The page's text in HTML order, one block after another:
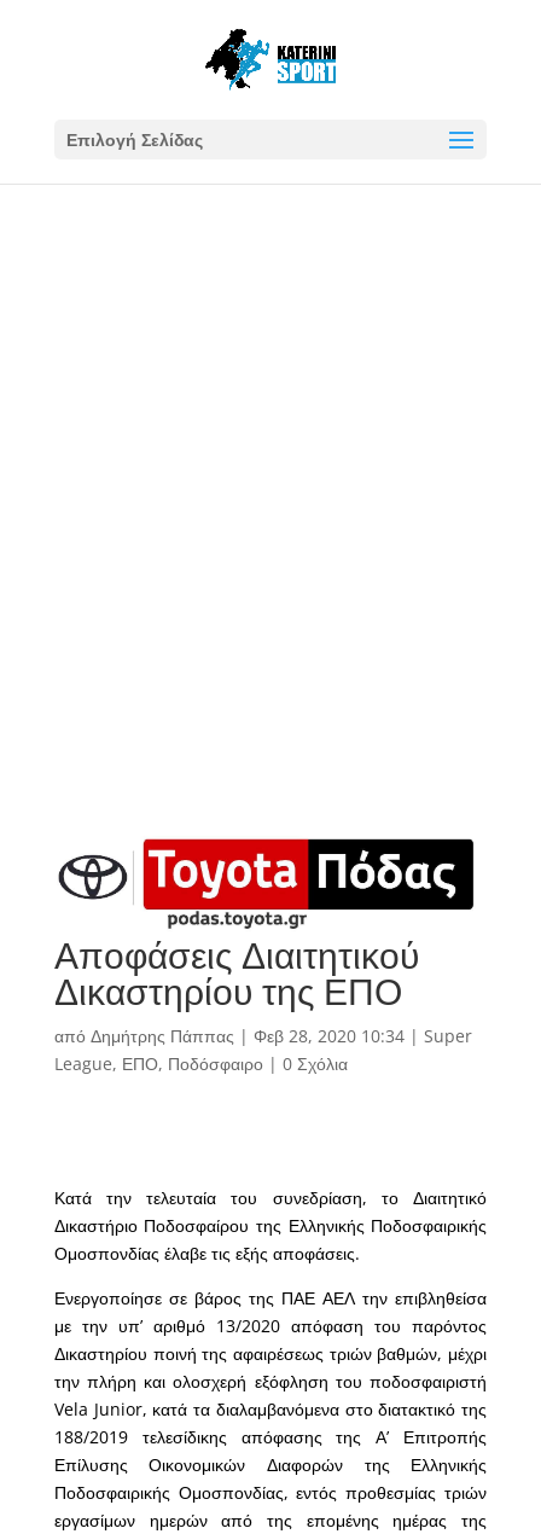
Επιλογή Σελίδας
Αποφάσεις Διαιτητικού
Δικαστηρίου της ΕΠΟ
από Δημήτρης Πάππας | Φεβ 28, 2020 10:34| Super
League, ΕΠΟ, Ποδόσφαιρο| 0 Σχόλια
Κατά την τελευταία του συνεδρίαση, το Διαιτητικό
Δικαστήριο Ποδοσφαίρου της Ελληνικής Ποδοσφαιρικής
Ομοσπονδίας έλαβε τις εξής αποφάσεις.
Ενεργοποίησε σε βάρος της ΠΑΕ ΑΕΛ την επιβληθείσα
με την υπ’ αριθμό 13/2020 απόφαση του παρόντος
Δικαστηρίου ποινή της αφαιρέσεως τριών βαθμών, μέχρι
την πλήρη και ολοσχερή εξόφληση του ποδοσφαιριστή
Vela Junior, κατά τα διαλαμβανόμενα στο διατακτικό της
188/2019 τελεσίδικης απόφασης της Α’ Επιτροπής
Επίλυσης Οικονομικών Διαφορών της Ελληνικής
Ποδοσφαιρικής Ομοσπονδίας, εντός προθεσμίας τριών
εργασίμων ημερών από της επομένης ημέρας της